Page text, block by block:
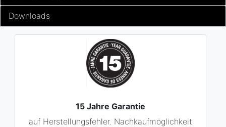
Downloads
15 Jahre Garantie
auf Herstellungsfehler. Nachkaufmöglichkeit